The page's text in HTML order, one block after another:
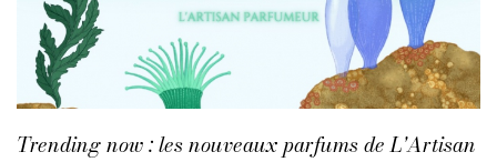
Trending now : les nouveaux parfums de L'Artisan